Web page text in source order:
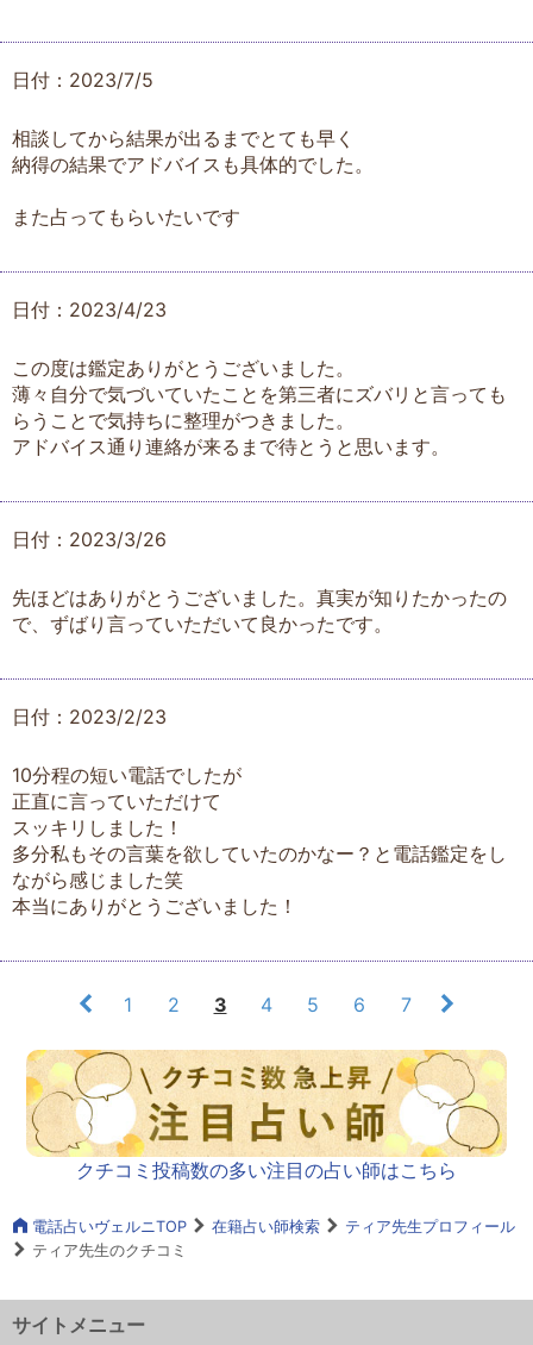
日付：2023/7/5
相談してから結果が出るまでとても早く
納得の結果でアドバイスも具体的でした。
また占ってもらいたいです
日付：2023/4/23
この度は鑑定ありがとうございました。
薄々自分で気づいていたことを第三者にズバリと言っても
らうことで気持ちに整理がつきました。
アドバイス通り連絡が来るまで待とうと思います。
日付：2023/3/26
先ほどはありがとうございました。真実が知りたかったの
で、ずばり言っていただいて良かったです。
日付：2023/2/23
10分程の短い電話でしたが
正直に言っていただけて
スッキリしました！
多分私もその言葉を欲していたのかなー？と電話鑑定をし
ながら感じました笑
本当にありがとうございました！
1 2 3 4 5 6 7
クチコミ投稿数の多い注目の占い師はこちら
電話占いヴェルニTOP 在籍占い師検索
ティア先生プロフィール
ティア先生のクチコミ
サイトメニュー